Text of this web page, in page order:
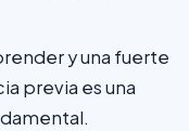
y una fuerte
previa es una